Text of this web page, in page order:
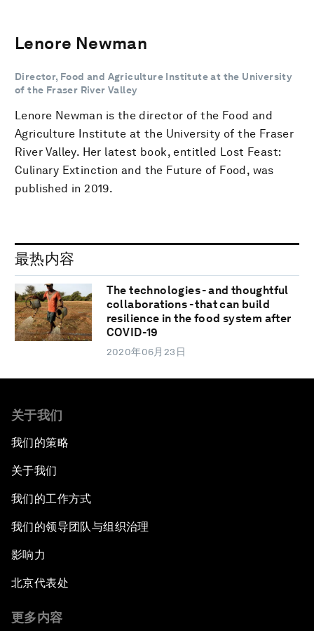
Lenore Newman
Director, Food and Agriculture Institute at the University
of the Fraser River Valley
Lenore Newman is the director of the Food and
Agriculture Institute at the University of the Fraser
River Valley. Her latest book, entitled Lost Feast:
Culinary Extinction and the Future of Food, was
published in 2019.
最热内容
The technologies - and thoughtful
collaborations - that can build
resilience in the food system after
COVID-19
2020年06月23日
关于我们
我们的策略
关于我们
我们的工作方式
我们的领导团队与组织治理
影响力
北京代表处
更多内容